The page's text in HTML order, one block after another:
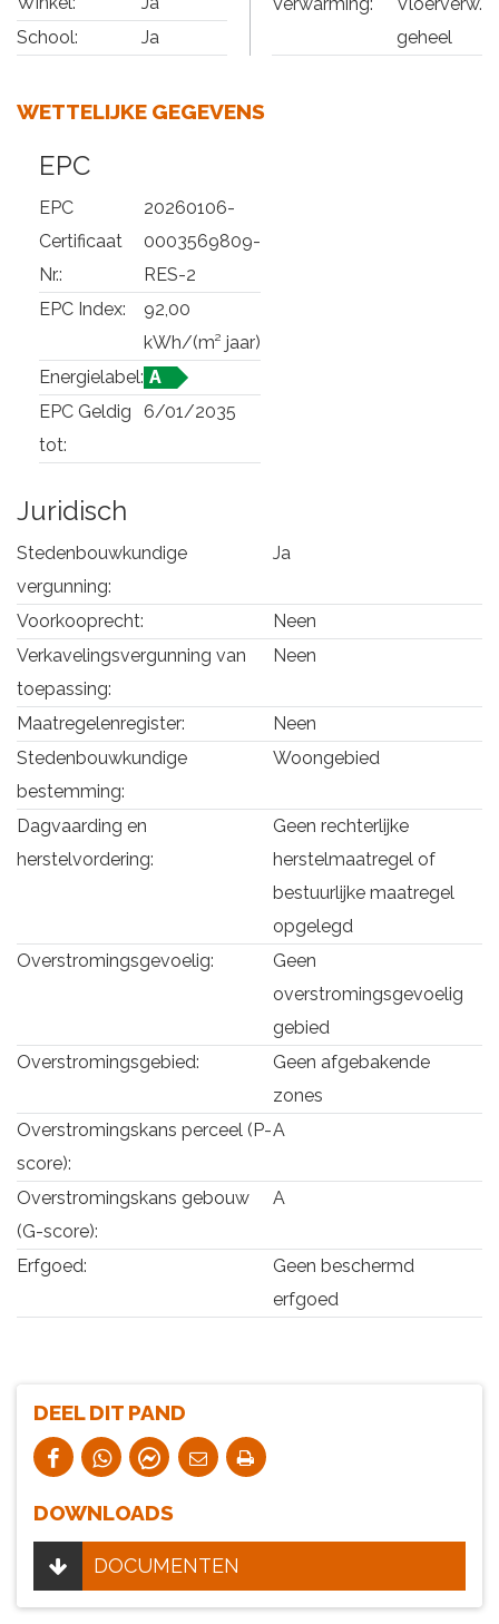
School:
Ja
geheel
WETTELIJKE GEGEVENS
EPC
EPC
Certificaat
Nr.:
20260106-
0003569809-
RES-2
EPC Index:
92,00
kWh/(m² jaar)
Energielabel: A
EPC Geldig
tot:
6/01/2035
Juridisch
Stedenbouwkundige
vergunning:
Ja
Voorkooprecht:
Neen
Verkavelingsvergunning van
toepassing:
Neen
Maatregelenregister:
Neen
Stedenbouwkundige
bestemming:
Woongebied
Dagvaarding en
herstelvordering:
Geen rechterlijke
herstelmaatregel of
bestuurlijke maatregel
opgelegd
Overstromingsgevoelig:
Geen
overstromingsgevoelig
gebied
Overstromingsgebied:
Geen afgebakende
zones
Overstromingskans perceel (P-
score):
A
Overstromingskans gebouw
(G-score):
A
Erfgoed:
Geen beschermd
erfgoed
DEEL DIT PAND
DOWNLOADS
DOCUMENTEN